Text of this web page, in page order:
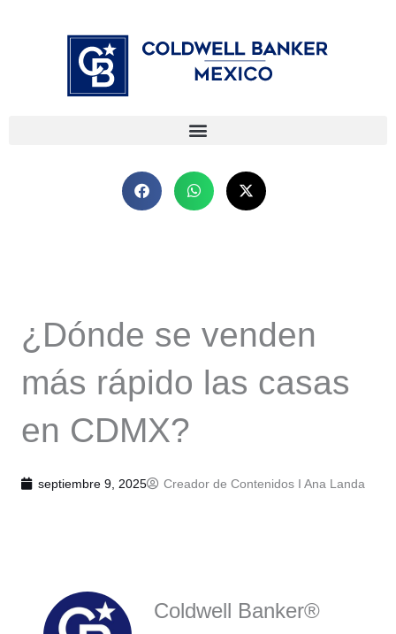
¿Dónde se venden
más rápido las casas
en CDMX?
septiembre 9, 2025 Creador de Contenidos I Ana Landa
Coldwell Banker®